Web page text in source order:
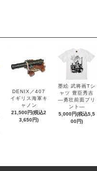
DENIX／407
イギリス海軍キ
ャノン
21,500円(税込2
3,650円)
墨絵 武将画Tシ
ャツ 豊臣秀吉
―勇壮前面プリ
ント―
5,000円(税込5,5
00円)